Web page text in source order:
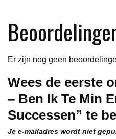
Er zijn nog geen
Wees de eerste
– Ben Ik Te Min
Successen” te
Je e-mailadres wordt niet